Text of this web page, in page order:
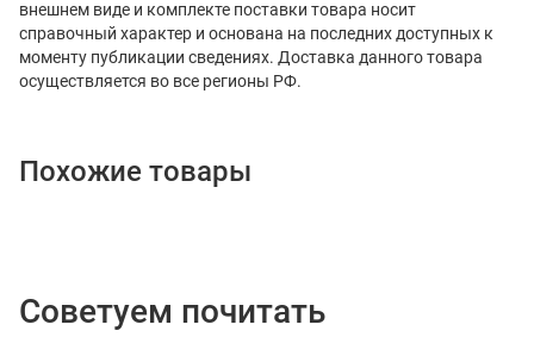
внешнем виде и комплекте поставки товара носит
справочный характер и основана на последних доступных к
моменту публикации сведениях. Доставка данного товара
осуществляется во все регионы РФ.
Похожие товары
Советуем почитать